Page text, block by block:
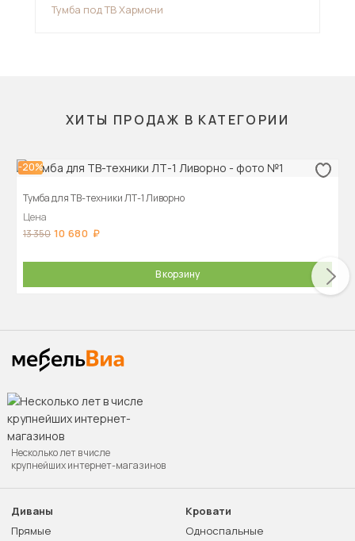
Тумба под ТВ Хармони
ХИТЫ ПРОДАЖ В КАТЕГОРИИ
-20%
Тумба для ТВ-техники ЛТ-1 Ливорно
Цена
13 350 10 680
В корзину
Несколько лет в числе
крупнейших интернет-магазинов
Диваны
Прямые
Кровати
Односпальные